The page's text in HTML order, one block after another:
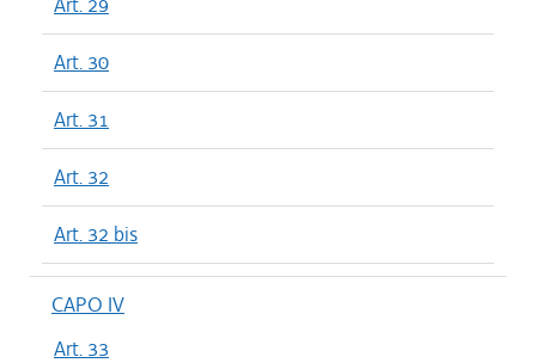
Art. 30
Art. 31
Art. 32
Art. 32 bis
CAPO IV
Art. 33